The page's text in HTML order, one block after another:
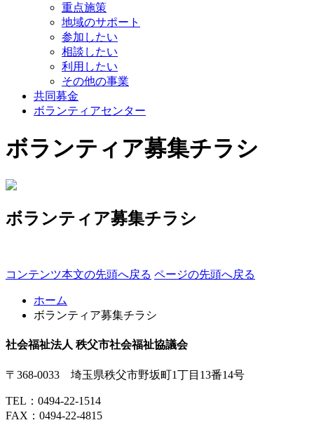
重点施策
地域のサポート
参加したい
相談したい
利用したい
その他の事業
共同募金
ボランティアセンター
ボランティア募集チラシ
ボランティア募集チラシ
コンテンツ本文の先頭へ戻る ページの先頭へ戻る
ホーム
ボランティア募集チラシ
社会福祉法人 秩父市社会福祉協議会
〒368-0033 埼玉県秩父市野坂町1丁目13番14号
TEL： 0494-22-1514
FAX：0494-22-4815